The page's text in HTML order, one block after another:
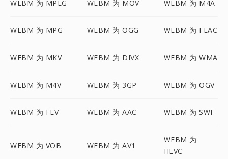
WEBM 为 MPEG WEBM 为 MOV WEBM 为 M4A
WEBM 为 MPG WEBM 为 OGG WEBM 为 FLAC
WEBM 为 MKV WEBM 为 DIVX WEBM 为 WMA
WEBM 为 M4V WEBM 为 3GP WEBM 为 OGV
WEBM 为 FLV WEBM 为 AAC WEBM 为 SWF
WEBM 为 VOB WEBM 为 AV1
WEBM 为
HEVC